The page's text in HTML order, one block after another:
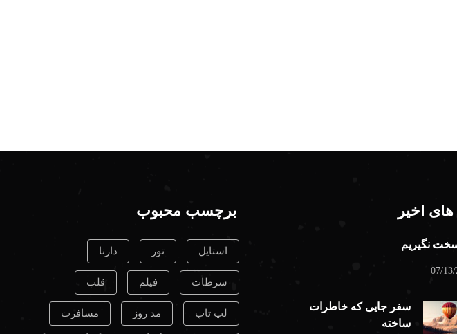
اخیر
سخت نگیریم
07/
سفر جایی که خاطرات
ساخته
برچسب محبوب
استایل تور دارنا
سرطات فیلم قلب
لپ تاپ مد روز مسافرت